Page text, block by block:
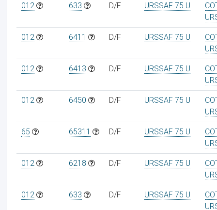
012 633 D/F URSSAF 75 U
012 6411 D/F URSSAF 75 U
012 6413 D/F URSSAF 75 U
012 6450 D/F URSSAF 75 U
65 65311 D/F URSSAF 75 U
012 6218 D/F URSSAF 75 U
012 633 D/F URSSAF 75 U